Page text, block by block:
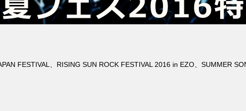
FESTIVAL、RISING SUN ROCK FESTIVAL 2016 in EZO、SUMMER